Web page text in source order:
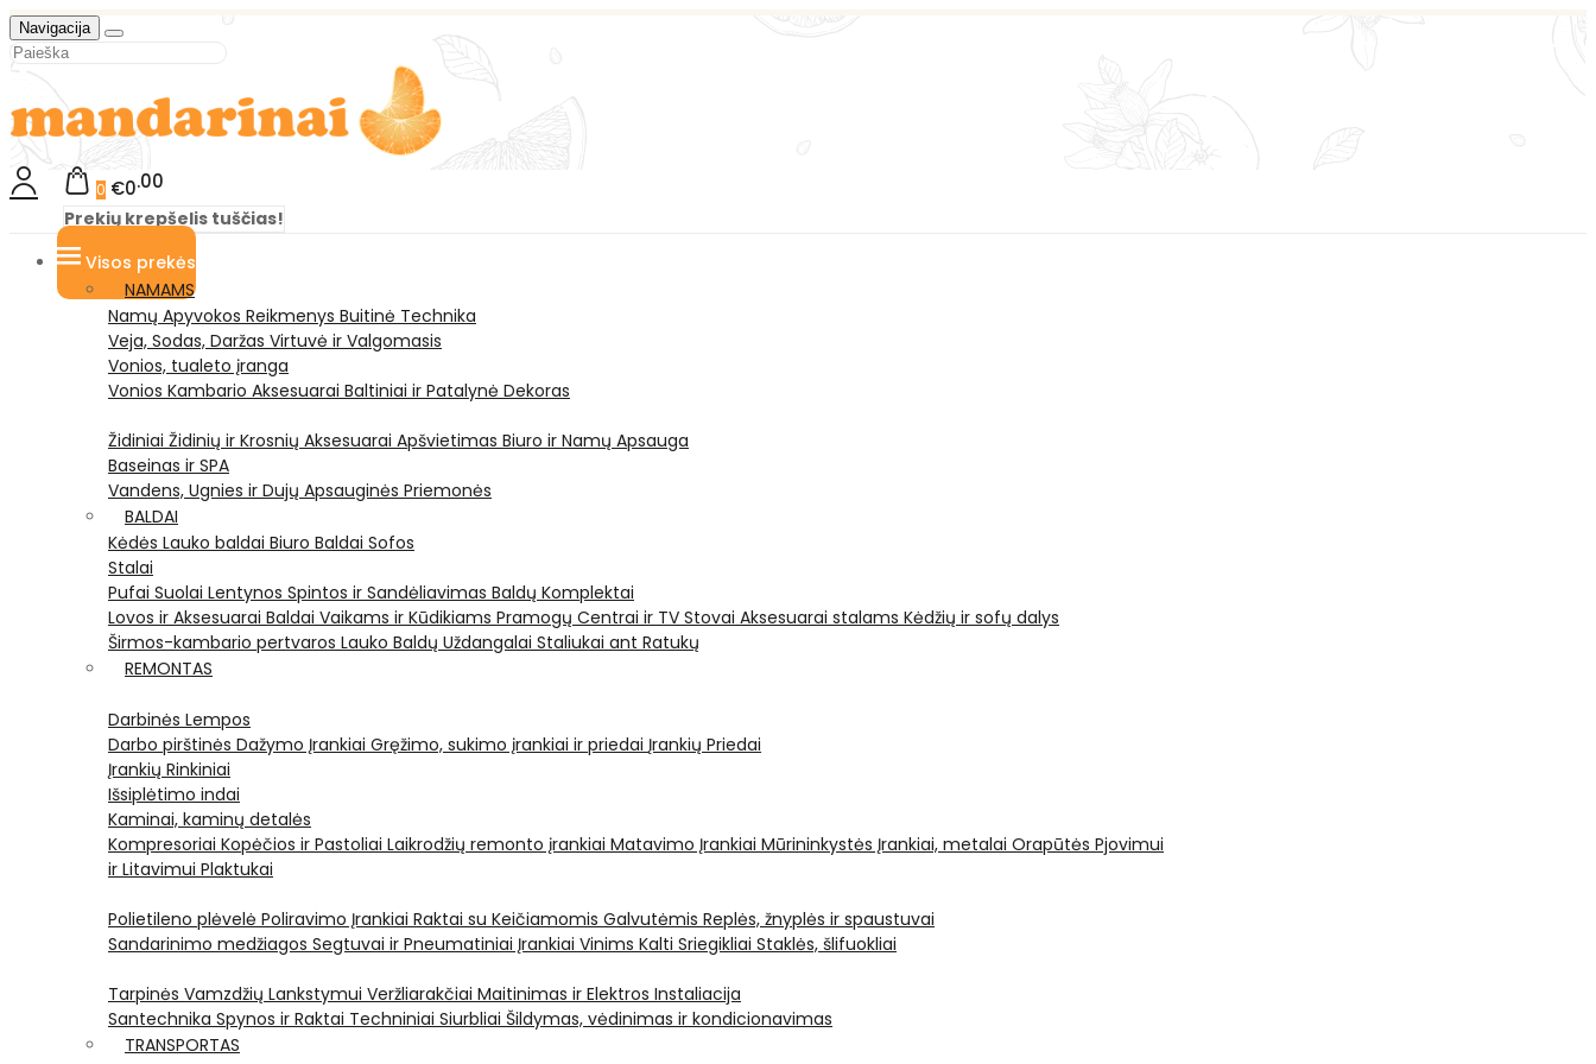
Navigacija
0 €0 00
Prekių krepšelis tuščias!
Visos prekės
NAMAMS
Namų Apyvokos Reikmenys Buitinė Technika
Veja, Sodas, Daržas Virtuvė ir Valgomasis
Vonios, tualeto įranga
Vonios Kambario Aksesuarai Baltiniai ir Patalynė Dekoras
Židiniai Židinių ir Krosnių Aksesuarai Apšvietimas Biuro ir Namų Apsauga
Baseinas ir SPA
Vandens, Ugnies ir Dujų Apsauginės Priemonės
BALDAI
Kėdės Lauko baldai Biuro Baldai Sofos
Stalai
Pufai Suolai Lentynos Spintos ir Sandėliavimas Baldų Komplektai
Lovos ir Aksesuarai Baldai Vaikams ir Kūdikiams Pramogų Centrai ir TV Stovai Aksesuarai stalams Kėdžių ir sofų dalys
Širmos-kambario pertvaros Lauko Baldų Uždangalai Staliukai ant Ratukų
REMONTAS
Darbinės Lempos
Darbo pirštinės Dažymo Įrankiai Gręžimo, sukimo įrankiai ir priedai Įrankių Priedai
Įrankių Rinkiniai
Išsiplėtimo indai
Kaminai, kaminų detalės
Kompresoriai Kopėčios ir Pastoliai Laikrodžių remonto įrankiai Matavimo Įrankiai Mūrininkystės Įrankiai, metalai Orapūtės Pjovimui
ir Litavimui Plaktukai
Polietileno plėvelė Poliravimo Įrankiai Raktai su Keičiamomis Galvutėmis Replės, žnyplės ir spaustuvai
Sandarinimo medžiagos Segtuvai ir Pneumatiniai Įrankiai Vinims Kalti Sriegikliai Staklės, šlifuokliai
Tarpinės Vamzdžių Lankstymui Veržliarakčiai Maitinimas ir Elektros Instaliacija
Santechnika Spynos ir Raktai Techniniai Siurbliai Šildymas, vėdinimas ir kondicionavimas
TRANSPORTAS